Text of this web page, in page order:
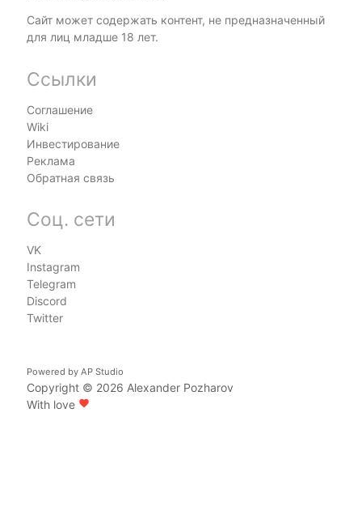
Сайт может содержать контент, не предназначенный
для лиц младше 18 лет.
Ссылки
Соглашение
Wiki
Инвестирование
Реклама
Обратная связь
Соц. сети
VK
Instagram
Telegram
Discord
Twitter
Powered by AP Studio
Copyright © 2026 Alexander Pozharov
With love favorite